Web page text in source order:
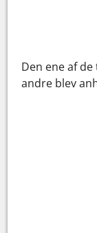
Den ene af
andre blev